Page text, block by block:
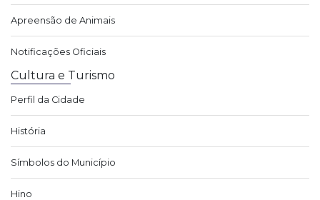
Apreensão de Animais
Notificações Oficiais
Cultura e Turismo
Perfil da Cidade
História
Símbolos do Município
Hino